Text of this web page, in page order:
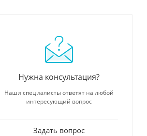
Нужна консультация?
Наши специалисты ответят на любой
интересующий вопрос
Задать вопрос